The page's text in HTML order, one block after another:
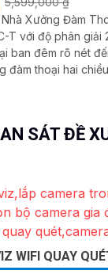
Xưởng Đàm
T với độ phân giải
đêm rõ nét đến 30m.
đàm thoại hai
SÁT ĐỀ
WIFI QUAY